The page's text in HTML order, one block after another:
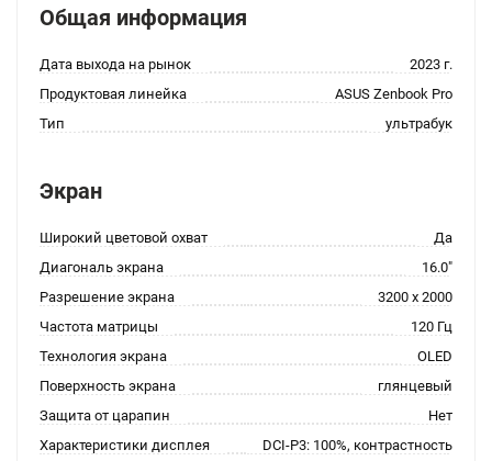
Общая информация
Дата выхода на рынок
2023 г.
Продуктовая линейка
ASUS Zenbook Pro
Тип
ультрабук
Экран
Широкий цветовой охват
Да
Диагональ экрана
16.0"
Разрешение экрана
3200 x 2000
Частота матрицы
120 Гц
Технология экрана
OLED
Поверхность экрана
глянцевый
Защита от царапин
Нет
Характеристики дисплея
DCI-P3: 100%, контрастность